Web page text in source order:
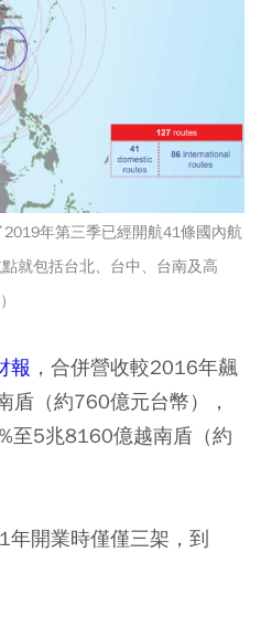
年第三季已經開航41條國內航
就包括台北、台中、台南及高
報 ，合併營收較2016年飆
盾 （約760億元台幣），
至5兆8160億越南盾（約
年開業時僅僅三架 ，到